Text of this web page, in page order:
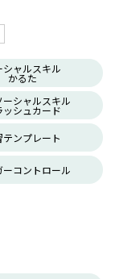
シャルスキル
かるた
ーシャルスキル
ッシュカード
テンプレート
ーコントロール